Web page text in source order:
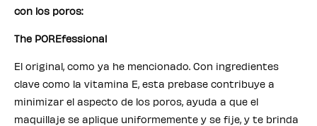
con los poros:
The POREfessional
El original, como ya he mencionado. Con ingredientes
clave como la vitamina E, esta prebase contribuye a
minimizar el aspecto de los poros, ayuda a que el
maquillaje se aplique uniformemente y se fije, y te brinda